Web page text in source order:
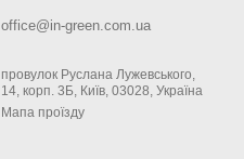
office@in-green.com.ua
провулок Руслана Лужевського,
14, корп. 3Б, Київ, 03028, Україна
Мапа проїзду